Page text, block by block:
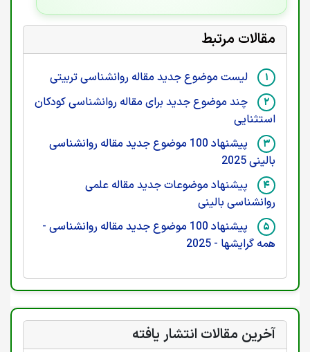
مقالات مرتبط
لیست موضوع جدید مقاله روانشناسی تربیتی
چند موضوع جدید برای مقاله روانشناسی کودکان
استثنایی
پیشنهاد 100 موضوع جدید مقاله روانشناسی
بالینی 2025
پیشنهاد موضوعات جدید مقاله علمی
روانشناسی بالینی
پیشنهاد 100 موضوع جدید مقاله روانشناسی -
همه گرایشها - 2025
آخرین مقالات انتشار یافته